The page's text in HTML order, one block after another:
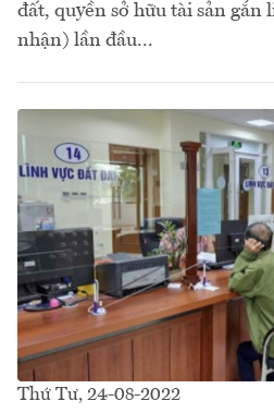
đất, quyền sở hữu tài sản gắn
nhận) lần đầu...
Thứ Tư, 24-08-2022